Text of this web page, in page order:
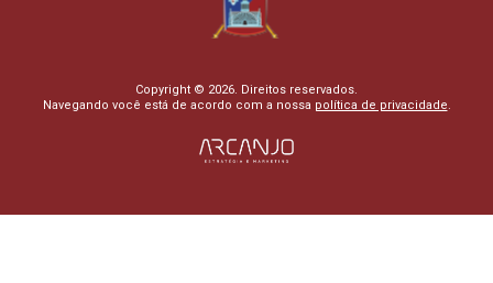
Copyright © 2026. Direitos reservados.
Navegando você está de acordo com a nossa política de privacidade.